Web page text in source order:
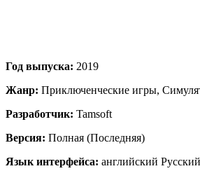
Год выпуска: 2019
Жанр: Приключенческие игры,
Разработчик: Tamsoft
Версия: Полная (Последняя)
Язык интерфейса: английский Русский